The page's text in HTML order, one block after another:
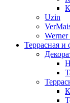
Uzin
Террасная и